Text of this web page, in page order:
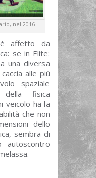
nel 2016
affetto da
se in Elite:
una diversa
alle più
spaziale
fisica
veicolo ha la
che non
dello
sembra di
autoscontro